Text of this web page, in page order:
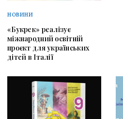
НОВИНИ
«Букрек» реалізує
міжнародний освітній
проєкт для українських
дітей в Італії